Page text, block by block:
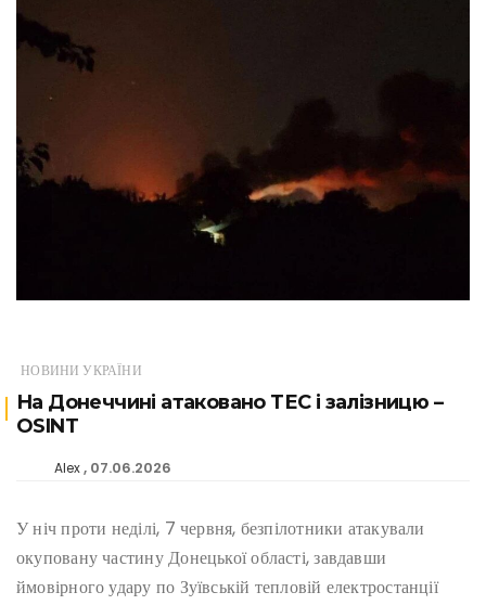
НОВИНИ УКРАЇНИ
На Донеччині атаковано ТЕС і залізницю –
OSINT
Alex 07.06.2026
У ніч проти неділі, 7 червня, безпілотники атакували
окуповану частину Донецької області, завдавши
ймовірного удару по Зуївській тепловій електростанції